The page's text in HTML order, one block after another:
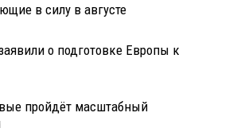
в силу в августе
о подготовке Европы к
пройдёт масштабный